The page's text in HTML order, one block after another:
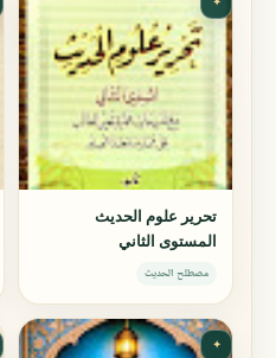
تحرير علوم الحديث
المستوى الثاني
مصطلح الحديث
✦